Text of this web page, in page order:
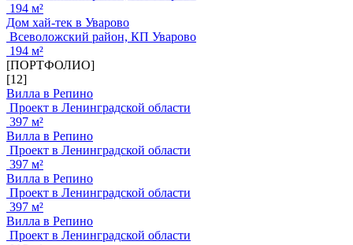
194 м²
Дом хай-тек в Уварово
Всеволожский район, КП Уварово
194 м²
[ПОРТФОЛИО]
[12]
Вилла в Репино
Проект в Ленинградской области
397 м²
Вилла в Репино
Проект в Ленинградской области
397 м²
Вилла в Репино
Проект в Ленинградской области
397 м²
Вилла в Репино
Проект в Ленинградской области